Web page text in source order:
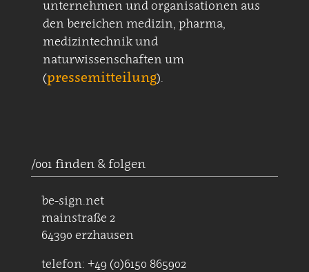
unternehmen und organisationen aus
den bereichen medizin, pharma,
medizintechnik und
naturwissenschaften um
(pressemitteilung).
/001 finden & folgen
be-sign.net
mainstraße 2
64390 erzhausen
telefon: +49 (0)6150 865902